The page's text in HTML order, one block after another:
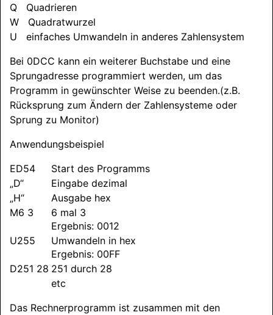
Q Quadrieren
W Quadratwurzel
U einfaches Umwandeln in anderes Zahlensystem
Bei 0DCC kann ein weiterer Buchstabe und eine
Sprungadresse programmiert werden, um das
Programm in gewünschter Weise zu beenden.(z.B.
Rücksprung zum Ändern der Zahlensysteme oder
Sprung zu Monitor)
Anwendungsbeispiel
ED54
Start des Programms
„D“
Eingabe dezimal
„H“
Ausgabe hex
M6 3
6 mal 3
Ergebnis: 0012
U255
Umwandeln in hex
Ergebnis: 00FF
D251 28 251 durch 28
etc
Das Rechnerprogramm ist zusammen mit den